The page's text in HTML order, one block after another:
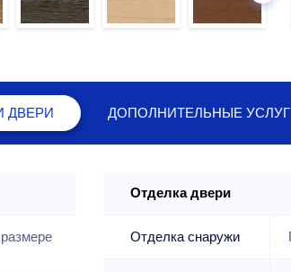
ДВЕРИ ДОПОЛНИТЕЛЬНЫЕ
Отделка двери
Отделка снаружи